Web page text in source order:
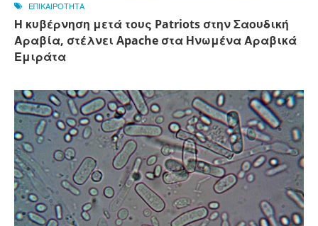
ΕΠΙΚΑΙΡΟΤΗΤΑ
Η κυβέρνηση μετά τους Patriots στην Σαουδική
Αραβία, στέλνει Apache στα Ηνωμένα Αραβικά
Εμιράτα